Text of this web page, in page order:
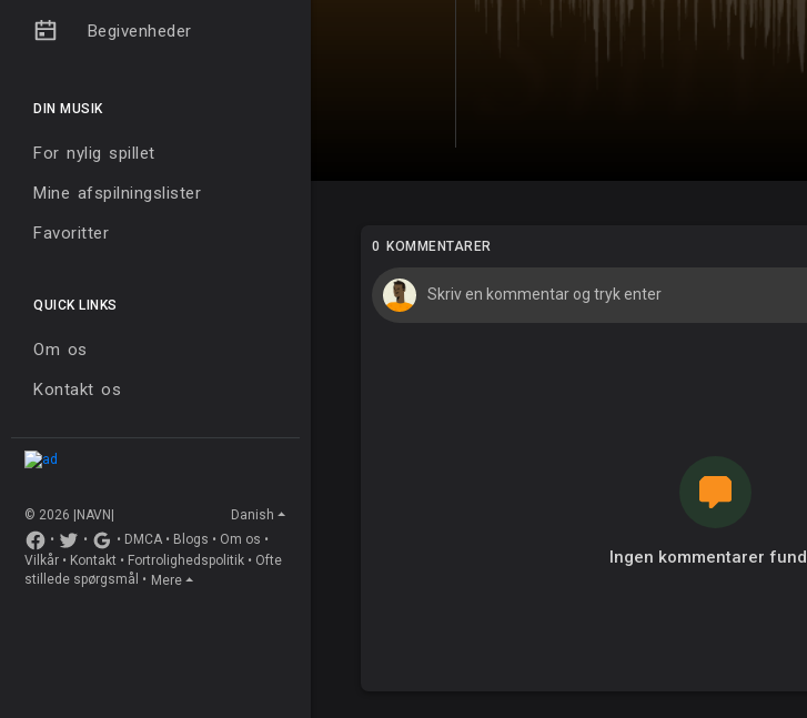
Begivenheder
DIN MUSIK
For nylig spillet
Mine afspilningslister
Favoritter
QUICK LINKS
Om os
Kontakt os
© 2026 |NAVN|
Danish
•
• • DMCA • Blogs • Om os •
Vilkår • Kontakt • Fortrolighedspolitik • Ofte
stillede spørgsmål • Mere
0 KOMMENTARER
Ingen kommentarer